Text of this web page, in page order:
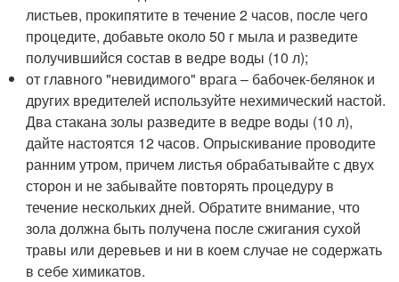
листьев, прокипятите в течение 2 часов, после чего
процедите, добавьте около 50 г мыла и разведите
получившийся состав в ведре воды (10 л);
от главного "невидимого" врага – бабочек-белянок и
других вредителей используйте нехимический настой.
Два стакана золы разведите в ведре воды (10 л),
дайте настоятся 12 часов. Опрыскивание проводите
ранним утром, причем листья обрабатывайте с двух
сторон и не забывайте повторять процедуру в
течение нескольких дней. Обратите внимание, что
зола должна быть получена после сжигания сухой
травы или деревьев и ни в коем случае не содержать
в себе химикатов.